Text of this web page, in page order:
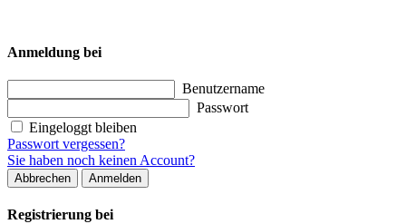
Anmeldung bei
Benutzername
Passwort
Eingeloggt bleiben
Passwort vergessen?
Sie haben noch keinen Account?
Abbrechen Anmelden
Registrierung bei